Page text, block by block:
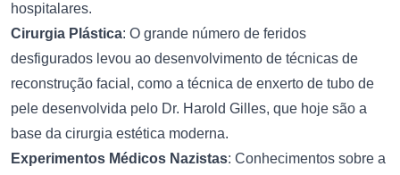
hospitalares.
Cirurgia Plástica: O grande número de feridos
desfigurados levou ao desenvolvimento de técnicas de
reconstrução facial, como a técnica de enxerto de tubo de
pele desenvolvida pelo Dr. Harold Gilles, que hoje são a
base da cirurgia estética moderna.
Experimentos Médicos Nazistas: Conhecimentos sobre a